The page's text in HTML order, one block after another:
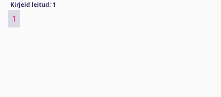
Kirjeid leitud: 1
1